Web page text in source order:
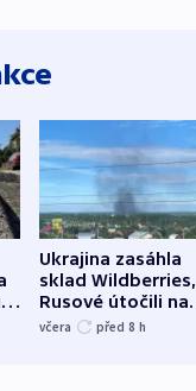
Ukrajina zasáhla
sklad Wildberries,
Rusové útočili na
trh, hasiče či
včera před 8 h